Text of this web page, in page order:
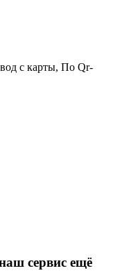
с карты, По Qr-
сервис ещё